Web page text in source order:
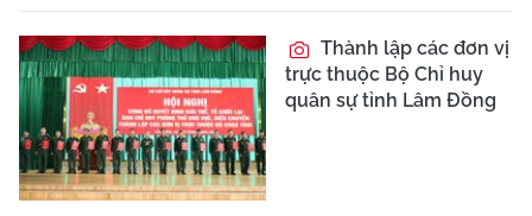
Thành lập các đơn vị
trực thuộc Bộ Chỉ huy
quân sự tỉnh Lâm Đồng